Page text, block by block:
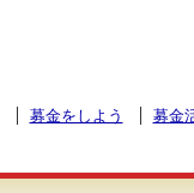
募金をしよう 募金